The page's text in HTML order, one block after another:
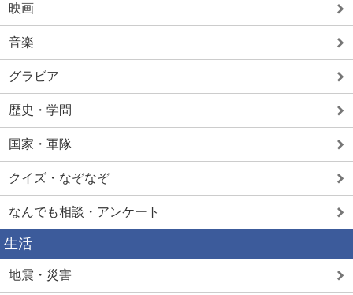
映画
音楽
グラビア
歴史・学問
国家・軍隊
クイズ・なぞなぞ
なんでも相談・アンケート
生活
地震・災害